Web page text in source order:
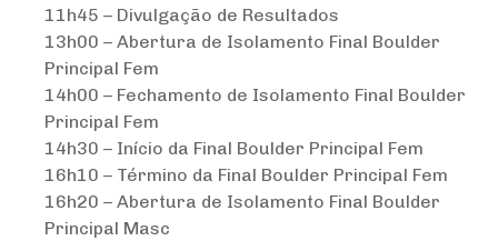
11h45 – Divulgação de Resultados
13h00 – Abertura de Isolamento Final Boulder
Principal Fem
14h00 – Fechamento de Isolamento Final Boulder
Principal Fem
14h30 – Início da Final Boulder Principal Fem
16h10 – Término da Final Boulder Principal Fem
16h20 – Abertura de Isolamento Final Boulder
Principal Masc